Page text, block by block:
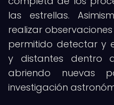
las estrellas.
realizar
permitido detectar y
y distantes dentro
abriendo nuevas
investigación